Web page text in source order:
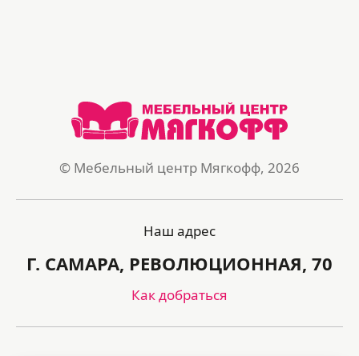
© Мебельный центр Мягкофф, 2026
Наш адрес
Г. САМАРА, РЕВОЛЮЦИОННАЯ, 70
Как добраться